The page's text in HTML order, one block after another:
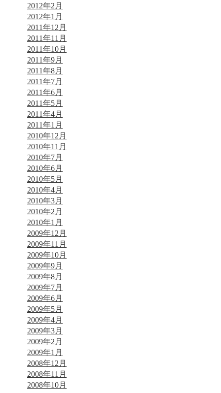
2012年2月
2012年1月
2011年12月
2011年11月
2011年10月
2011年9月
2011年8月
2011年7月
2011年6月
2011年5月
2011年4月
2011年1月
2010年12月
2010年11月
2010年7月
2010年6月
2010年5月
2010年4月
2010年3月
2010年2月
2010年1月
2009年12月
2009年11月
2009年10月
2009年9月
2009年8月
2009年7月
2009年6月
2009年5月
2009年4月
2009年3月
2009年2月
2009年1月
2008年12月
2008年11月
2008年10月